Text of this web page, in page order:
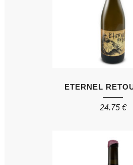
ETERNEL
24.75 €